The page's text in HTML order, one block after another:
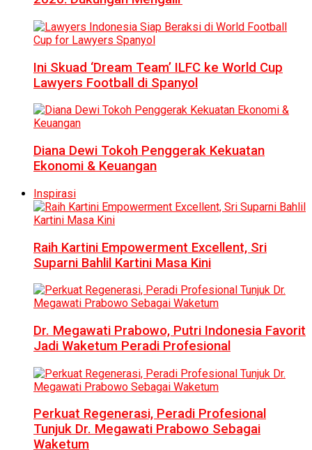
Ini Skuad ‘Dream Team’ ILFC ke World Cup
Lawyers Football di Spanyol
Diana Dewi Tokoh Penggerak Kekuatan
Ekonomi & Keuangan
Inspirasi
Raih Kartini Empowerment Excellent, Sri
Suparni Bahlil Kartini Masa Kini
Dr. Megawati Prabowo, Putri Indonesia Favorit
Jadi Waketum Peradi Profesional
Perkuat Regenerasi, Peradi Profesional
Tunjuk Dr. Megawati Prabowo Sebagai
Waketum